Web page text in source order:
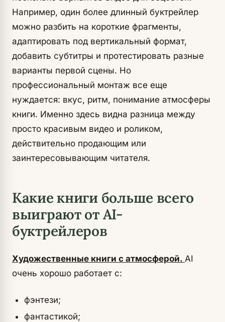
Например, один более длинный буктрейлер
можно разбить на короткие фрагменты,
адаптировать под вертикальный формат,
добавить субтитры и протестировать разные
варианты первой сцены. Но
профессиональный монтаж все еще
нуждается: вкус, ритм, понимание атмосферы
книги. Именно здесь видна разница между
просто красивым видео и роликом,
действительно продающим или
заинтересовывающим читателя.
Какие книги больше всего
выиграют от AI-
буктрейлеров
Художественные книги с атмосферой. AI
очень хорошо работает с:
фэнтези;
фантастикой;